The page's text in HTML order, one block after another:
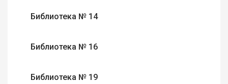
Библиотека № 14
Библиотека № 16
Библиотека № 19